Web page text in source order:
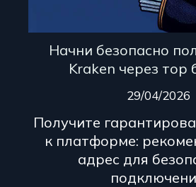
Начни безопасно
Kraken через тор
29/04/2026
Получите
к платформе:
адрес для